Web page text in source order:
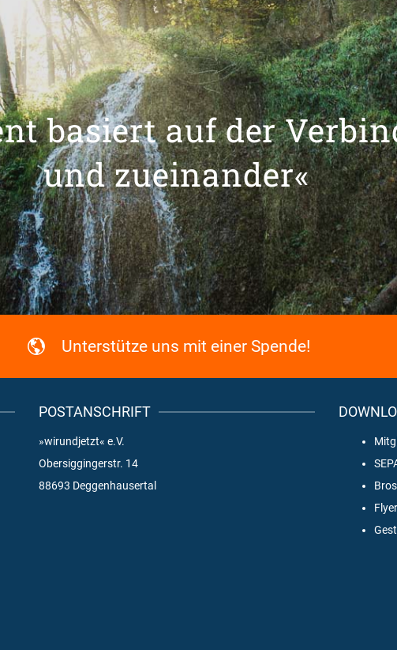
basiert auf der
und zueinander«
Unterstütze uns mit einer Spende!
POSTANSCHRIFT
»wirundjetzt« e.V.
Obersiggingerstr. 14
88693 Deggenhausertal